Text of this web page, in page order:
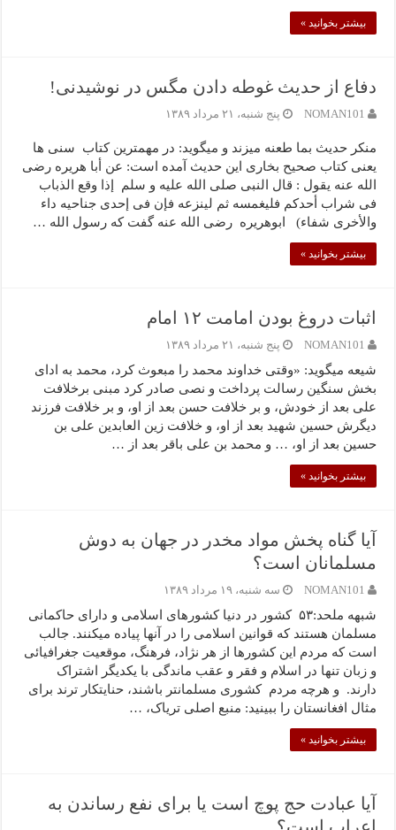
بیشتر بخوانید »
دفاع از حدیث غوطه دادن مگس در نوشیدنی!
NOMAN101 پنج شنبه، ۲۱ مرداد ۱۳۸۹
منکر حدیث بما طعنه میزند و میگوید: در مهمترین کتاب سنی ها
یعنی کتاب صحیح بخاری این حدیث آمده است: عن أبا هریره رضی
الله عنه یقول : قال النبی صلى الله علیه و سلم إذا وقع الذباب
فی شراب أحدکم فلیغمسه ثم لینزعه فإن فی إحدى جناحیه داء
والأخرى شفاء) ابوهریره رضی الله عنه گفت که رسول الله …
بیشتر بخوانید »
اثبات دروغ بودن امامت ۱۲ امام
NOMAN101 پنج شنبه، ۲۱ مرداد ۱۳۸۹
شیعه میگوید: «وقتی خداوند محمد را مبعوث کرد، محمد به ادای
بخش سنگین رسالت پرداخت و نصی صادر کرد مبنی برخلافت
علی بعد از خودش، و بر خلافت حسن بعد از او، و بر خلافت فرزند
دیگرش حسین شهید بعد از او، و خلافت‌ زین‌ العابدین علی بن
حسین بعد از او، … و محمد بن علی باقر بعد از …
بیشتر بخوانید »
آیا گناه پخش مواد مخدر در جهان به دوش
مسلمانان است؟
NOMAN101 سه شنبه، ۱۹ مرداد ۱۳۸۹
شبهه ملحد:۵۳ کشور در دنیا کشورهای اسلامی و دارای حاکمانی
مسلمان هستند که قوانین اسلامی را در آنها پیاده میکنند. جالب
است که مردم این کشورها از هر نژاد، فرهنگ، موقعیت جغرافیائی
و زبان تنها در اسلام و فقر و عقب ماندگی با یکدیگر اشتراک
دارند. و هرچه مردم کشوری مسلمانتر باشند، حنایتکار ترند برای
مثال افغانستان را ببینید: منبع اصلی تریاک، …
بیشتر بخوانید »
آیا عبادت حج پوچ است یا برای نفع رساندن به